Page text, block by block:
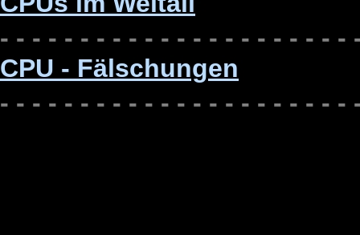
- - - - - - - - - - - - - - - - - - - - - -
CPU - Fälschungen
- - - - - - - - - - - - - - - - - - - - - -